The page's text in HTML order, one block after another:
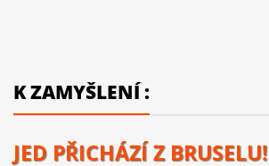
K ZAMYŠLENÍ :
JED PŘICHÁZÍ Z BRUSELU!